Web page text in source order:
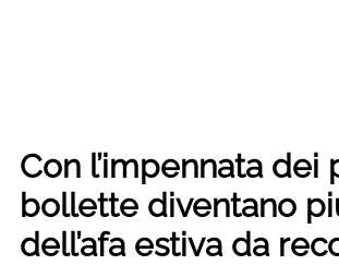
Con l’impennata dei
bollette diventano
dell’afa estiva da